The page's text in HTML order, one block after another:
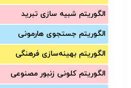
الگوریتم شبیه سازی تبرید
الگوریتم جستجوی هارمونی
الگوریتم بهینه‌سازی فرهنگی
الگوریتم کلونی زنبور مصنوعی